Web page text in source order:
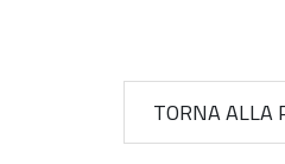
TORNA ALLA